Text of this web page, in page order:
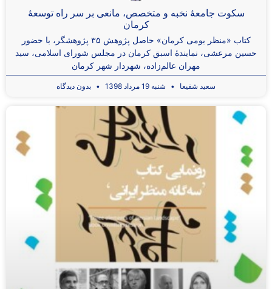
سکوت جامعۀ نخبه و متخصص، مانعی بر سر راه توسعۀ
کرمان
کتاب «منظر بومی کرمان» حاصل پژوهش ۳۵ پژوهشگر، با حضور
حسین مرعشی، نمایندۀ اسبق کرمان در مجلس شورای اسلامی، سید
مهران عالم‌زاده، شهردار شهر کرمان
سعید شفیعا شنبه 19 مرداد 1398 بدون دیدگاه